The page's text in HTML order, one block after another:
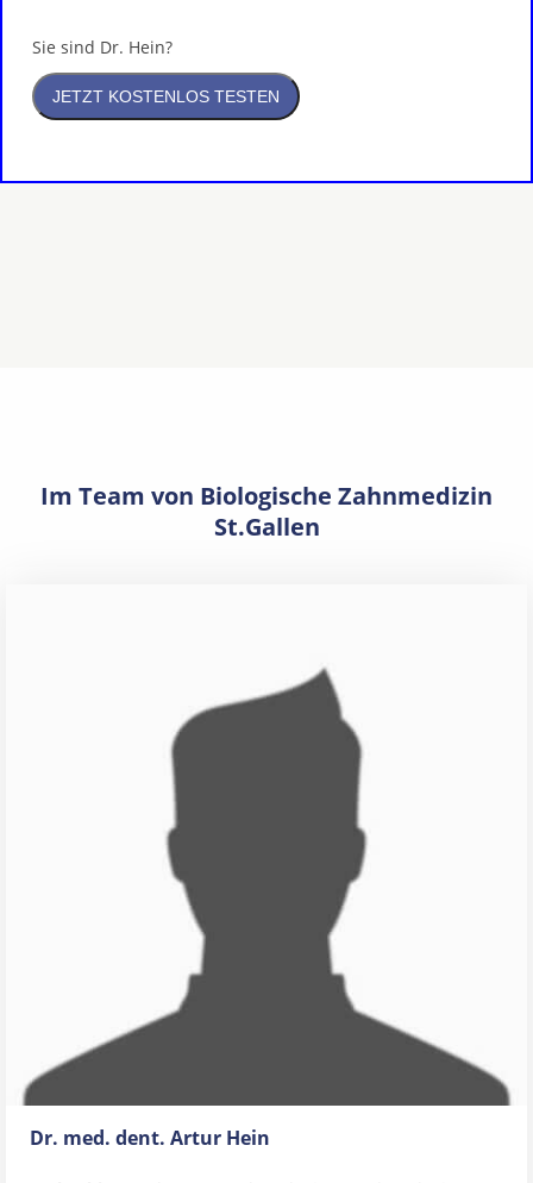
Sie sind Dr. Hein?
Im Team von Biologische Zahnmedizin
St.Gallen
Dr. med. dent. Artur Hein